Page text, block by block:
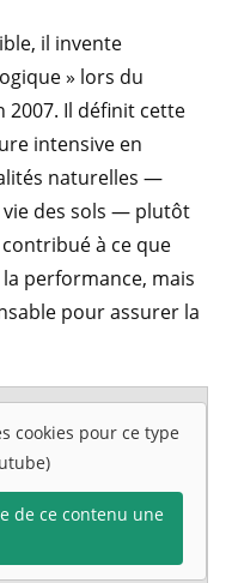
il invente
» lors du
2007. Il définit cette
intensive en
naturelles —
des sols — plutôt
à ce que
performance, mais
pour assurer la
cookies pour ce type
de ce contenu une